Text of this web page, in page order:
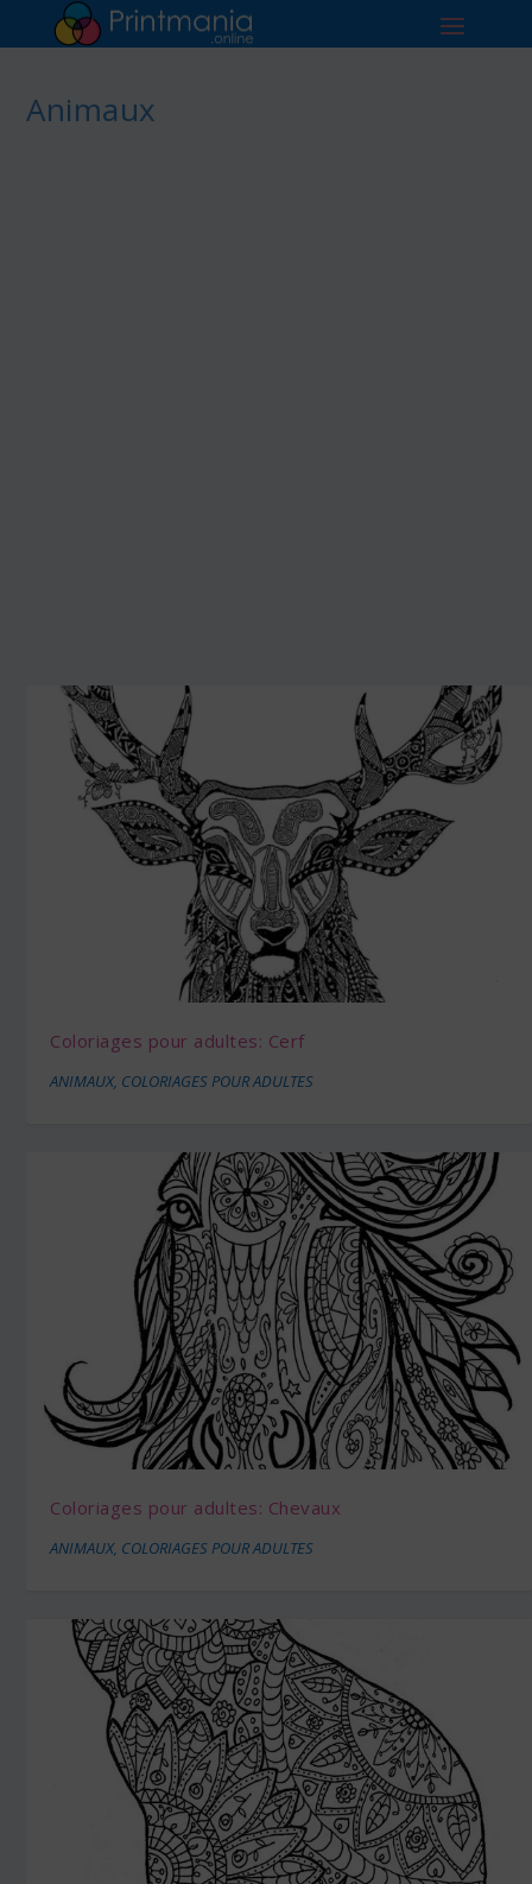
Animaux
Coloriages pour adultes: Cerf
ANIMAUX, COLORIAGES POUR ADULTES
Coloriages pour adultes: Chevaux
ANIMAUX, COLORIAGES POUR ADULTES